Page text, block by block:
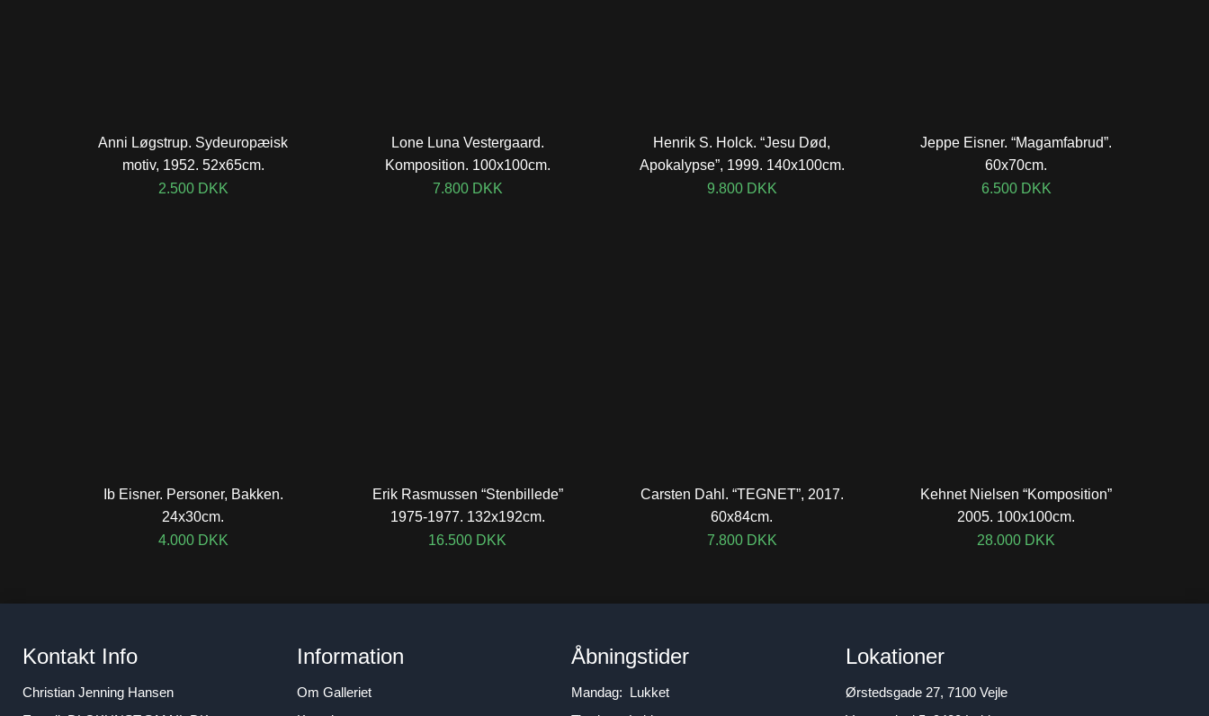
Anni Løgstrup. Sydeuropæisk
motiv, 1952. 52x65cm.
2.500 DKK
Lone Luna Vestergaard.
Komposition. 100x100cm.
7.800 DKK
Henrik S. Holck. “Jesu Død,
Apokalypse”, 1999. 140x100cm.
9.800 DKK
Jeppe Eisner. “Magamfabrud”.
60x70cm.
6.500 DKK
Ib Eisner. Personer, Bakken.
24x30cm.
4.000 DKK
Erik Rasmussen “Stenbillede”
1975-1977. 132x192cm.
16.500 DKK
Carsten Dahl. “TEGNET”, 2017.
60x84cm.
7.800 DKK
Kehnet Nielsen “Komposition”
2005. 100x100cm.
28.000 DKK
Kontakt Info
Christian Jenning Hansen
Information
Om Galleriet
Åbningstider
Mandag: Lukket
Lokationer
Ørstedsgade 27, 7100 Vejle